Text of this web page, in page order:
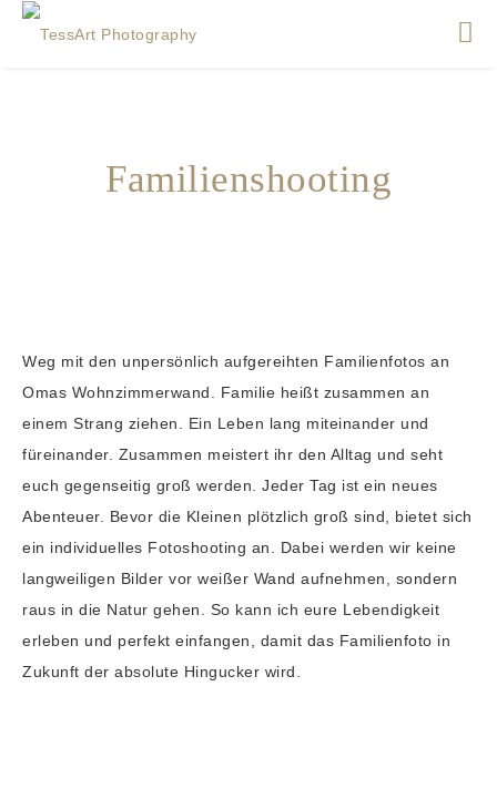
Familienshooting
Weg mit den unpersönlich aufgereihten Familienfotos an
Omas Wohnzimmerwand. Familie heißt zusammen an
einem Strang ziehen. Ein Leben lang miteinander und
füreinander. Zusammen meistert ihr den Alltag und seht
euch gegenseitig groß werden. Jeder Tag ist ein neues
Abenteuer. Bevor die Kleinen plötzlich groß sind, bietet sich
ein individuelles Fotoshooting an. Dabei werden wir keine
langweiligen Bilder vor weißer Wand aufnehmen, sondern
raus in die Natur gehen. So kann ich eure Lebendigkeit
erleben und perfekt einfangen, damit das Familienfoto in
Zukunft der absolute Hingucker wird.